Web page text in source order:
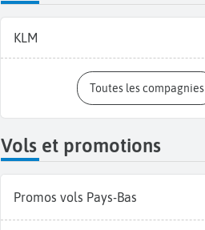
KLM
Toutes les compagnies
Vols et promotions
Promos vols Pays-Bas